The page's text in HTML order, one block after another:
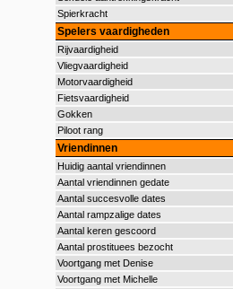
Spierkracht
Spelers vaardigheden
Rijvaardigheid
Vliegvaardigheid
Motorvaardigheid
Fietsvaardigheid
Gokken
Piloot rang
Vriendinnen
Huidig aantal vriendinnen
Aantal vriendinnen gedate
Aantal succesvolle dates
Aantal rampzalige dates
Aantal keren gescoord
Aantal prostituees bezocht
Voortgang met Denise
Voortgang met Michelle